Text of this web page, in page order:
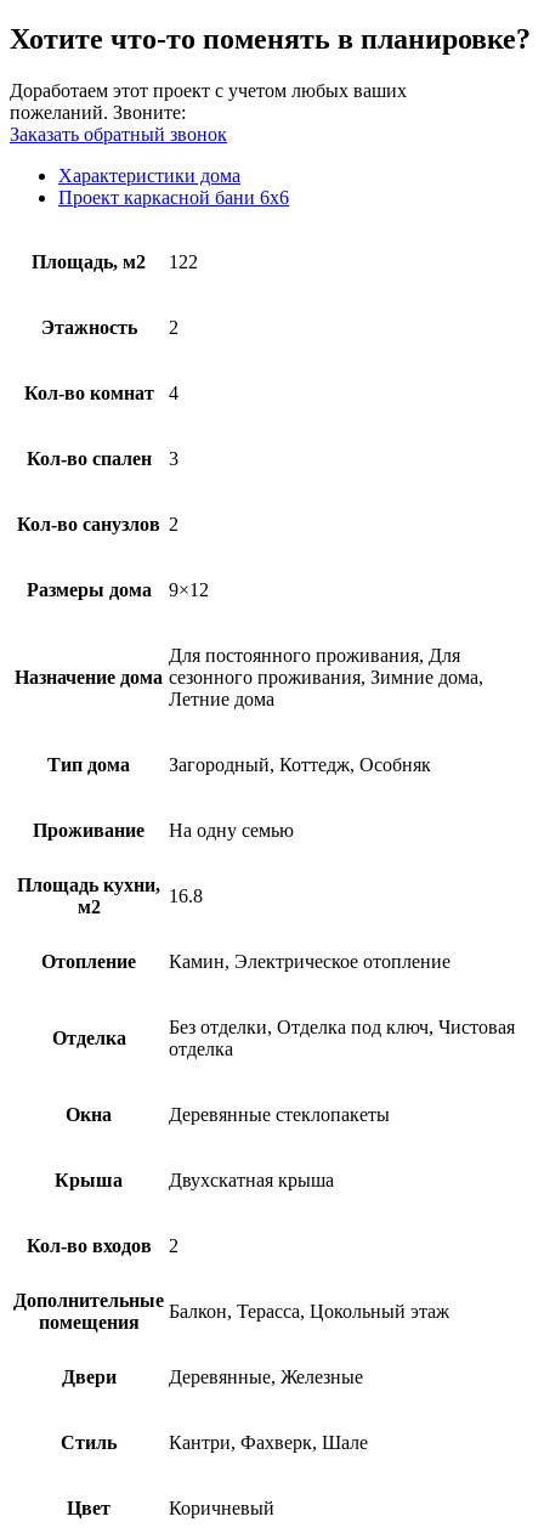
Хотите что-то поменять в планировке?
Доработаем этот проект с учетом любых ваших
пожеланий. Звоните:
Заказать обратный звонок
Характеристики дома
Проект каркасной бани 6х6
Площадь, м2 122
Этажность 2
Кол-во комнат 4
Кол-во спален 3
Кол-во санузлов 2
Размеры дома 9×12
Назначение дома
Для постоянного проживания, Для
сезонного проживания, Зимние дома,
Летние дома
Тип дома Загородный, Коттедж, Особняк
Проживание На одну семью
Площадь кухни,
м2
16.8
Отопление Камин, Электрическое отопление
Отделка
Без отделки, Отделка под ключ, Чистовая
отделка
Окна Деревянные стеклопакеты
Крыша Двухскатная крыша
Кол-во входов 2
Дополнительные
помещения
Балкон, Терасса, Цокольный этаж
Двери Деревянные, Железные
Стиль Кантри, Фахверк, Шале
Цвет Коричневый